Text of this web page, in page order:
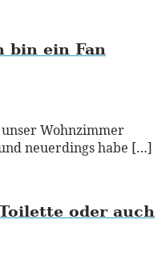
bin ein Fan
Wohnzimmer
neuerdings habe […]
oder auch